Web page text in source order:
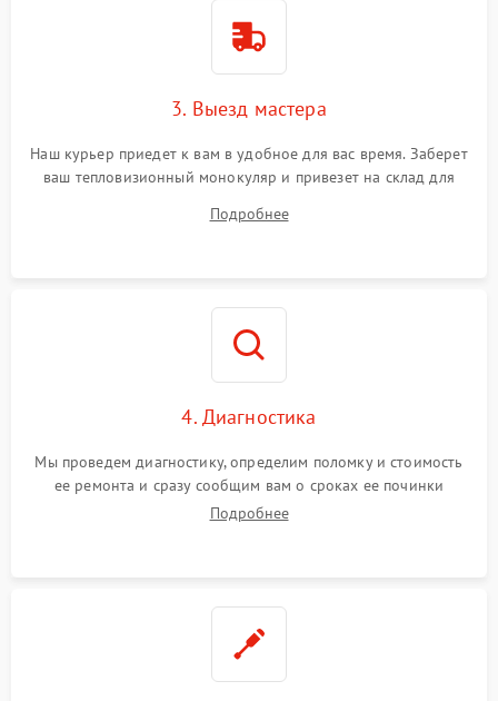
3. Выезд мастера
Наш курьер приедет к вам в удобное для вас время. Заберет
ваш тепловизионный монокуляр и привезет на склад для
Подробнее
4. Диагностика
Мы проведем диагностику, определим поломку и стоимость
ее ремонта и сразу сообщим вам о сроках ее починки
Подробнее